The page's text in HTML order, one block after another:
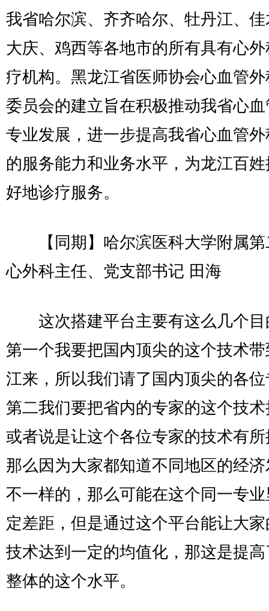
我省哈尔滨、齐齐哈尔、牡丹江、
大庆、鸡西等各地市的所有具有心
疗机构。黑龙江省医师协会心血管
委员会的建立旨在积极推动我省心
专业发展，进一步提高我省心血管
的服务能力和业务水平，为龙江百
好地诊疗服务。
【同期】哈尔滨医科大学附属第
心外科主任、党支部书记 田海
这次搭建平台主要有这么几个目
第一个我要把国内顶尖的这个技术
江来，所以我们请了国内顶尖的各
第二我们要把省内的专家的这个技
或者说是让这个各位专家的技术有
那么因为大家都知道不同地区的经
不一样的，那么可能在这个同一专
定差距，但是通过这个平台能让大
技术达到一定的均值化，那这是提
整体的这个水平。